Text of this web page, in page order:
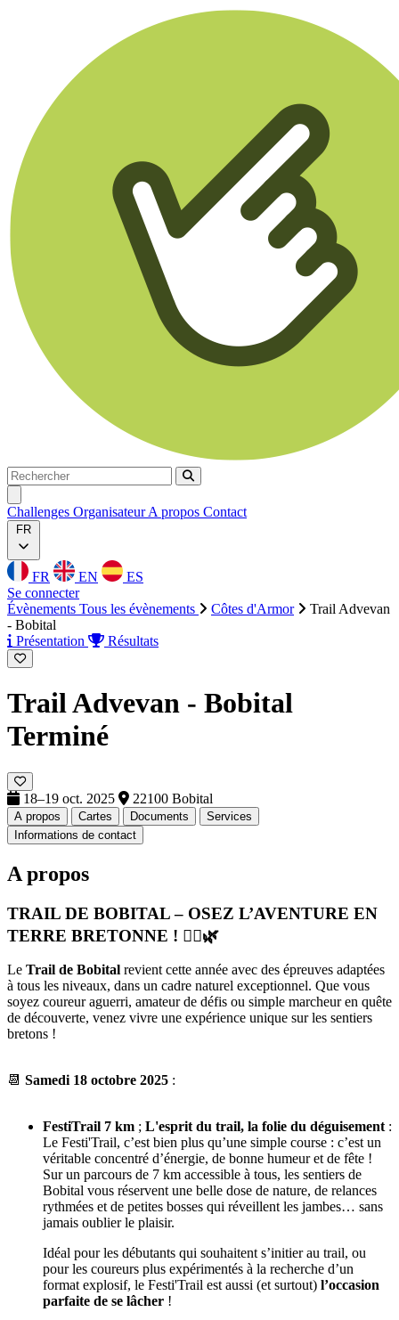
Rechercher
Rechercher
Challenges OrganisateurA propos Contact
FR
FR EN
ES
Se connecter
Évènements Tous les évènements Côtes d'Armor
Trail Advevan
- Bobital
Présentation
Résultats
Trail Advevan - Bobital
Terminé
18–19 oct. 2025 22100 Bobital
A propos Cartes Documents
Services
Informations de contact
A propos
TRAIL DE BOBITAL – OSEZ L’AVENTURE EN
TERRE BRETONNE ! 🏃‍♂️🌿
Le Trail de Bobital revient cette année avec des épreuves adaptées
à tous les niveaux, dans un cadre naturel exceptionnel. Que vous
soyez coureur aguerri, amateur de défis ou simple marcheur en quête
de découverte, venez vivre une expérience unique sur les sentiers
bretons !
📆 Samedi 18 octobre 2025 :
FestiTrail 7 km ; L'esprit du trail, la folie du déguisement:
Le Festi'Trail, c’est bien plus qu’une simple course : c’est un
véritable concentré d’énergie, de bonne humeur et de fête !
Sur un parcours de 7 km accessible à tous, les sentiers de
Bobital vous réservent une belle dose de nature, de relances
rythmées et de petites bosses qui réveillent les jambes… sans
jamais oublier le plaisir.
Idéal pour les débutants qui souhaitent s’initier au trail, ou
pour les coureurs plus expérimentés à la recherche d’un
format explosif, le Festi'Trail est aussi (et surtout) l’occasion
parfaite de se lâcher !